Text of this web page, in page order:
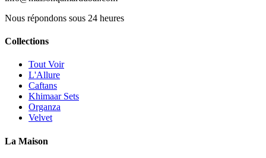
Nous répondons sous 24 heures
Collections
Tout Voir
L'Allure
Caftans
Khimaar Sets
Organza
Velvet
La Maison